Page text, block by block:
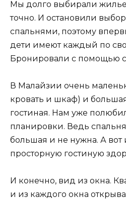
Мы долго выбирали
точно. И остановили
спальнями, поэтому
дети имеют каждый по
Бронировали с помощью
В Малайзии очень
кровать и шкаф) и
гостиная. Нам уже
планировки. Ведь
большая и не нужна. А
просторную гостиную
И конечно, вид из окна.
и из каждого окна